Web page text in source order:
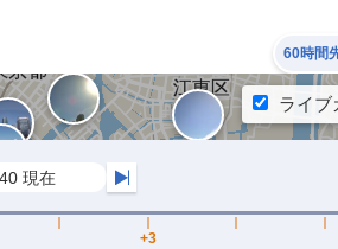
60時間